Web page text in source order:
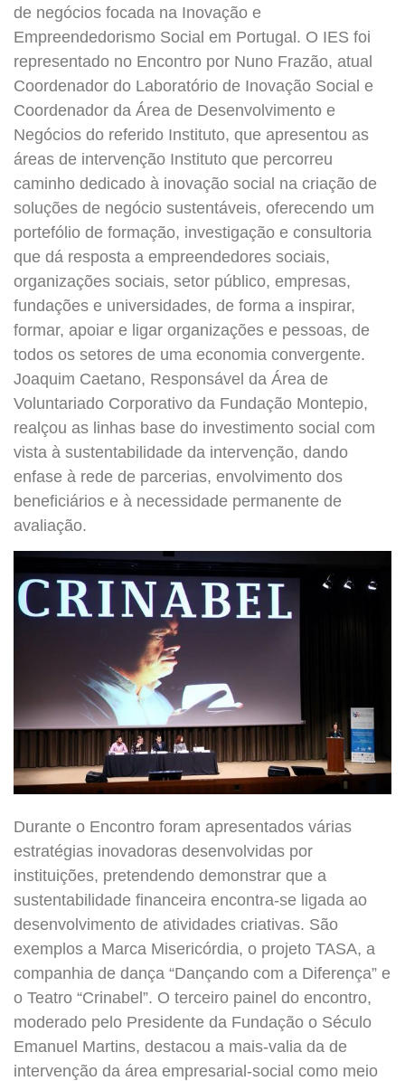
de negócios focada na Inovação e
Empreendedorismo Social em Portugal. O IES foi
representado no Encontro por Nuno Frazão, atual
Coordenador do Laboratório de Inovação Social e
Coordenador da Área de Desenvolvimento e
Negócios do referido Instituto, que apresentou as
áreas de intervenção Instituto que percorreu
caminho dedicado à inovação social na criação de
soluções de negócio sustentáveis, oferecendo um
portefólio de formação, investigação e consultoria
que dá resposta a empreendedores sociais,
organizações sociais, setor público, empresas,
fundações e universidades, de forma a inspirar,
formar, apoiar e ligar organizações e pessoas, de
todos os setores de uma economia convergente.
Joaquim Caetano, Responsável da Área de
Voluntariado Corporativo da Fundação Montepio,
realçou as linhas base do investimento social com
vista à sustentabilidade da intervenção, dando
enfase à rede de parcerias, envolvimento dos
beneficiários e à necessidade permanente de
avaliação.
Durante o Encontro foram apresentados várias
estratégias inovadoras desenvolvidas por
instituições, pretendendo demonstrar que a
sustentabilidade financeira encontra-se ligada ao
desenvolvimento de atividades criativas. São
exemplos a Marca Misericórdia, o projeto TASA, a
companhia de dança “Dançando com a Diferença” e
o Teatro “Crinabel”. O terceiro painel do encontro,
moderado pelo Presidente da Fundação o Século
Emanuel Martins, destacou a mais-valia da de
intervenção da área empresarial-social como meio